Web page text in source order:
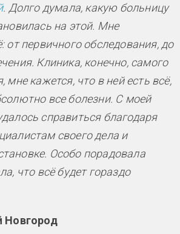
. Долго думала, какую больницу
на этой. Мне
от первичного обследования, до
Клиника, конечно, самого
мне кажется, что в ней есть всё,
все болезни. С моей
справиться благодаря
своего дела и
Особо порадовала
что всё будет гораздо
Новгород